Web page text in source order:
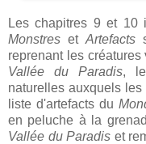
Les chapitres 9 et 10
Monstres et Artefacts
reprenant les
Vallée du Paradis,
naturelles auxquels
liste d'artefacts du
en peluche à la
Vallée du Paradis et